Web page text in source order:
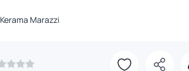
Kerama Marazzi